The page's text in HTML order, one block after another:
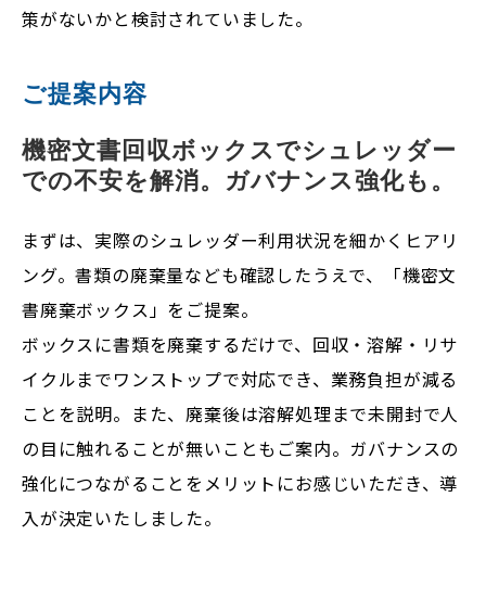
策がないかと検討されていました。
ご提案内容
機密文書回収ボックスでシュレッダー
での不安を解消。ガバナンス強化も。
まずは、実際のシュレッダー利用状況を細かくヒアリ
ング。書類の廃棄量なども確認したうえで、「機密文
書廃棄ボックス」をご提案。
ボックスに書類を廃棄するだけで、回収・溶解・リサ
イクルまでワンストップで対応でき、業務負担が減る
ことを説明。また、廃棄後は溶解処理まで未開封で人
の目に触れることが無いこともご案内。ガバナンスの
強化につながることをメリットにお感じいただき、導
入が決定いたしました。